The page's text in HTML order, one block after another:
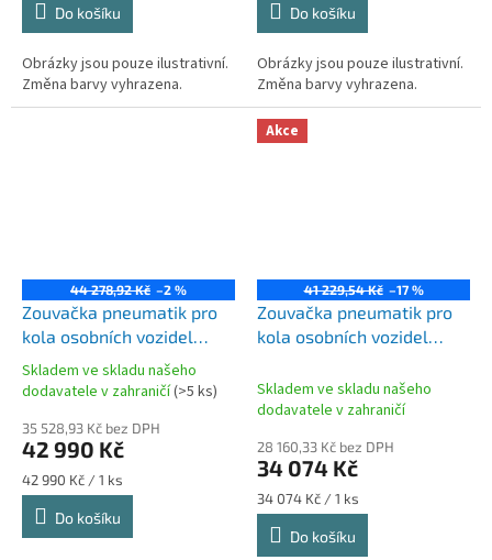
Do košíku
Obrázky jsou pouze ilustrativní.
Změna barvy vyhrazena.
Do košíku
Obrázky jsou pouze ilustrativní.
Změna barvy vyhrazena.
44 278,92 Kč –2 %
Zouvačka pneumatik pro
kola osobních vozidel
GR900LT.NN GRUBBER
vč.pomocného ramena
Průměrné
produktu
je
z
hvězdiček.
Skladem ve skladu našeho
dodavatele v zahraničí(>5 ks)
35 528,93 Kč bez DPH
42 990 Kč
Měrná
cena:
42 990 Kč / 1 ks
Do košíku
Akce
41 229,54 Kč –17 %
Zouvačka pneumatik pro
kola osobních vozidel
Skladem ve skladu našeho
dodavatele v zahraničí
28 160,33 Kč bez DPH
34 074 Kč
Měrná
cena:
34 074 Kč / 1 ks
Do košíku